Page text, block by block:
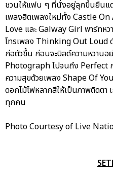
ชวนให้แฟน ๆ ที่นั่งอยู่ลุกขึ้นยืนแ
เพลงฮิตเพลงใหม่ทั้ง Castle
Love และ Galway Girl พาร์ทห
โทรเพลง Thinking Out Loud
ก่อตัวขึ้น ก่อนจะบิลด์ความหวานอ
Photograph ไปจนถึง Perfect
ความสุขด้วยเพลง Shape Of
ดอกไม้ไฟหลากสีให้เป็นภาพติดต
ทุกคน
Photo Courtesy of Live